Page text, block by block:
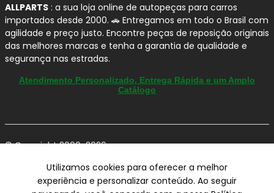
ALLPARTS : a sua loja online de autopeças para carros
importados desde 2000. 🚗 Entregamos em todo o Brasil com
agilidade e preço justo. Encontre peças de reposição originais
das melhores marcas e tenha a garantia de qualidade e
segurança nas estradas.
Atendimento Personalizado, Entrega Rápida e um Amplo
Catálogo
© Copyright 2000-2026
CNPJ 03.724.695/0001-42 - Av. Avelino Capellato, 450 - Santa
Claudina - Vinhedo/SP - CEP 13284-480.
Utilizamos cookies para oferecer a melhor
experiência e personalizar conteúdo. Ao seguir